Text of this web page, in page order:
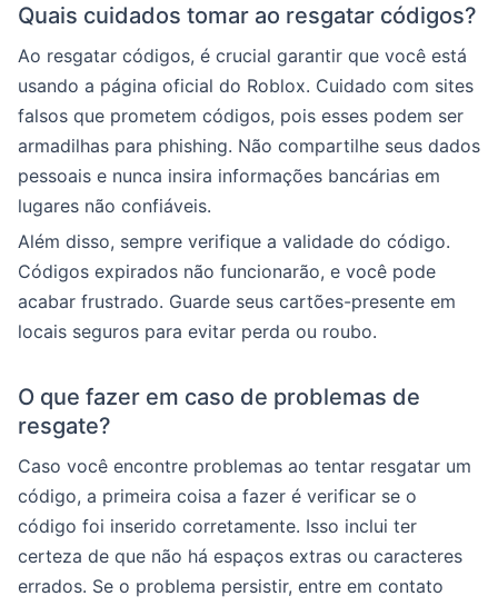
Quais cuidados tomar ao resgatar códigos?
Ao resgatar códigos, é crucial garantir que você está
usando a página oficial do Roblox. Cuidado com sites
falsos que prometem códigos, pois esses podem ser
armadilhas para phishing. Não compartilhe seus dados
pessoais e nunca insira informações bancárias em
lugares não confiáveis.
Além disso, sempre verifique a validade do código.
Códigos expirados não funcionarão, e você pode
acabar frustrado. Guarde seus cartões-presente em
locais seguros para evitar perda ou roubo.
O que fazer em caso de problemas de
resgate?
Caso você encontre problemas ao tentar resgatar um
código, a primeira coisa a fazer é verificar se o
código foi inserido corretamente. Isso inclui ter
certeza de que não há espaços extras ou caracteres
errados. Se o problema persistir, entre em contato